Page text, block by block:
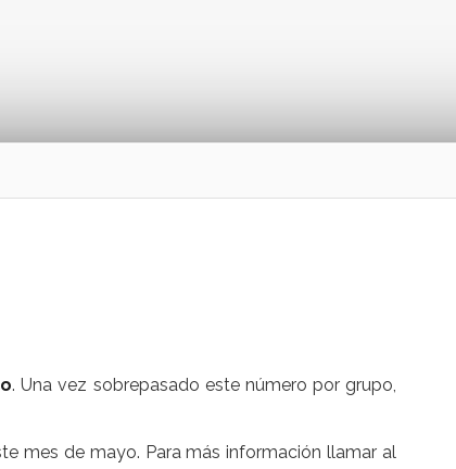
. Una vez sobrepasado este número por grupo,
mes de mayo. Para más información llamar al